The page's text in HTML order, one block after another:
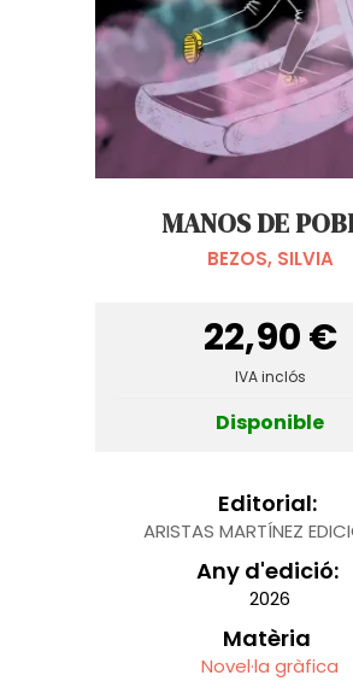
MANOS DE
BEZOS, SILVIA
22,90 €
IVA inclós
Disponible
Editorial:
ARISTAS MARTÍNEZ
Any d'edició:
2026
Matèria
Novel·la gràfica